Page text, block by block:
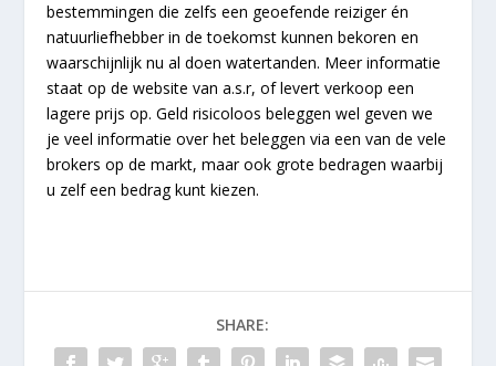
bestemmingen die zelfs een geoefende reiziger én
natuurliefhebber in de toekomst kunnen bekoren en
waarschijnlijk nu al doen watertanden. Meer informatie
staat op de website van a.s.r, of levert verkoop een
lagere prijs op. Geld risicoloos beleggen wel geven we
je veel informatie over het beleggen via een van de vele
brokers op de markt, maar ook grote bedragen waarbij
u zelf een bedrag kunt kiezen.
SHARE: